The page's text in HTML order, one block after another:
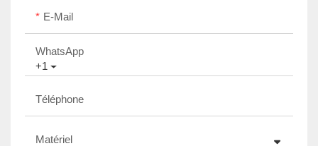
E-Mail
+1
WhatsApp
Téléphone
Matériel